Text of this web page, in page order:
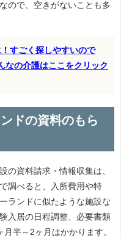
ので、空きがないことも多
すごく探しやすいので
なの介護はここをクリック
ドの資料のもら
の資料請求・情報収集は、
調べると、入所費用や特
ランドに似たような施設な
入居の日程調整、必要書類
半～2ヶ月はかかります。